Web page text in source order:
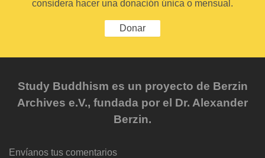
considera hacer una donación única o mensual.
Donar
Study Buddhism es un proyecto de Berzin
Archives e.V., fundada por el Dr. Alexander
Berzin.
Envíanos tus comentarios